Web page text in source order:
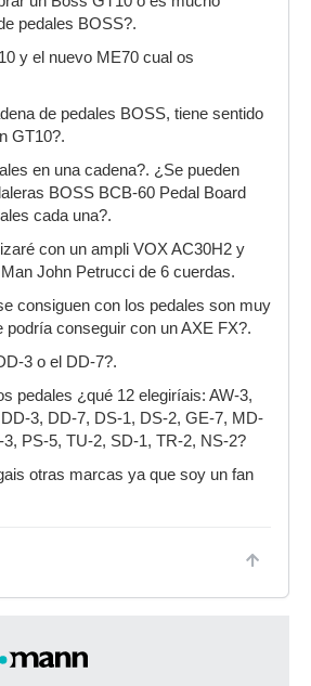
pedales BOSS?.
y el nuevo ME70 cual os
de pedales BOSS, tiene sentido
GT10?.
en una cadena?. ¿Se pueden
BOSS BCB-60 Pedal Board
cada una?.
con un ampli VOX AC30H2 y
John Petrucci de 6 cuerdas.
consiguen con los pedales son muy
podría conseguir con un AXE FX?.
3 o el DD-7?.
pedales ¿qué 12 elegiríais: AW-3,
3, DD-7, DS-1, DS-2, GE-7, MD-
PS-5, TU-2, SD-1, TR-2, NS-2?
otras marcas ya que soy un fan